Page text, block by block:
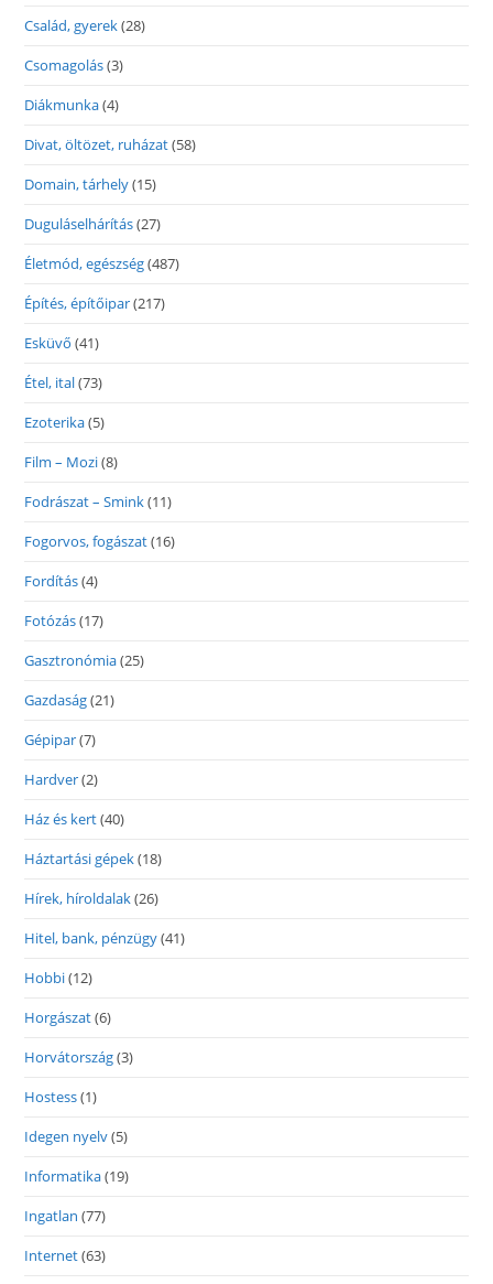
Család, gyerek(28)
Csomagolás(3)
Diákmunka(4)
Divat, öltözet, ruházat(58)
Domain, tárhely(15)
Duguláselhárítás(27)
Életmód, egészség(487)
Építés, építőipar(217)
Esküvő (41)
Étel, ital(73)
Ezoterika(5)
Film – Mozi(8)
Fodrászat – Smink(11)
Fogorvos, fogászat(16)
Fordítás(4)
Fotózás(17)
Gasztronómia(25)
Gazdaság(21)
Gépipar(7)
Hardver(2)
Ház és kert(40)
Háztartási gépek(18)
Hírek, híroldalak(26)
Hitel, bank, pénzügy(41)
Hobbi(12)
Horgászat(6)
Horvátország(3)
Hostess(1)
Idegen nyelv(5)
Informatika(19)
Ingatlan (77)
Internet(63)